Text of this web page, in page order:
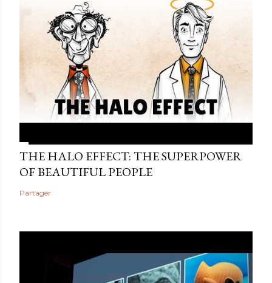
THE HALO EFFECT: THE SUPERPOWER
OF BEAUTIFUL PEOPLE
Partager